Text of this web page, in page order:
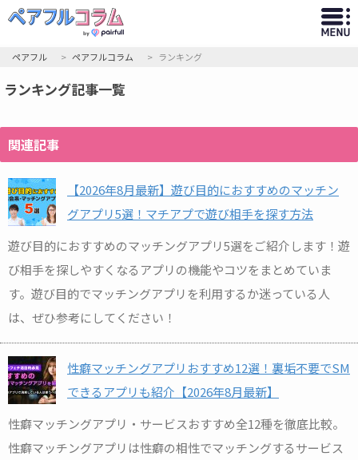
ペアフル ペアフルコラム ランキング
ランキング記事一覧
関連記事
【2026年8月最新】遊び目的におすすめのマッチン
グアプリ5選！マチアプで遊び相手を探す方法
遊び目的におすすめのマッチングアプリ5選をご紹介します！遊
び相手を探しやすくなるアプリの機能やコツをまとめていま
す。遊び目的でマッチングアプリを利用するか迷っている人
は、ぜひ参考にしてください！
性癖マッチングアプリおすすめ12選！裏垢不要でSM
できるアプリも紹介【2026年8月最新】
性癖マッチングアプリ・サービスおすすめ全12種を徹底比較。
性癖マッチングアプリは性癖の相性でマッチングするサービス